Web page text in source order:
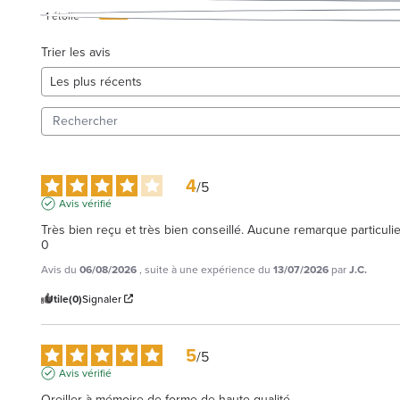
1étoile
Trier les avis
4/5
Avis vérifié
Très bien reçu et très bien conseillé. Aucune remarque
0
Avis du 06/08/2026, suite à une expérience du 13/07/2026 parJ.C.
Utile(0)Signaler
5/5
Avis vérifié